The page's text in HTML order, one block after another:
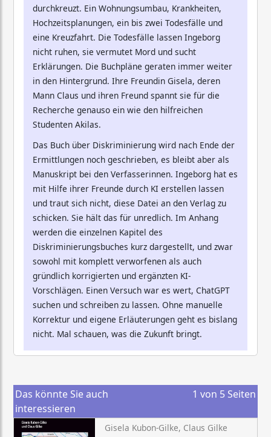
durchkreuzt. Ein Wohnungsumbau, Krankheiten,
Hochzeitsplanungen, ein bis zwei Todesfälle und
eine Kreuzfahrt. Die Todesfälle lassen Ingeborg
nicht ruhen, sie vermutet Mord und sucht
Erklärungen. Die Buchpläne geraten immer weiter
in den Hintergrund. Ihre Freundin Gisela, deren
Mann Claus und ihren Freund spannt sie für die
Recherche genauso ein wie den hilfreichen
Studenten Akilas.
Das Buch über Diskriminierung wird nach Ende der
Ermittlungen noch geschrieben, es bleibt aber als
Manuskript bei den Verfasserinnen. Ingeborg hat es
mit Hilfe ihrer Freunde durch KI erstellen lassen
und traut sich nicht, diese Datei an den Verlag zu
schicken. Sie hält das für unredlich. Im Anhang
werden die einzelnen Kapitel des
Diskriminierungsbuches kurz dargestellt, und zwar
sowohl mit komplett verworfenen als auch
gründlich korrigierten und ergänzten KI-
Vorschlägen. Einen Versuch war es wert, ChatGPT
suchen und schreiben zu lassen. Ohne manuelle
Korrektur und eigene Erläuterungen geht es bislang
nicht. Mal schauen, was die Zukunft bringt.
Das könnte Sie auch
interessieren
1 von 5 Seiten
Gisela Kubon-Gilke, Claus Gilke